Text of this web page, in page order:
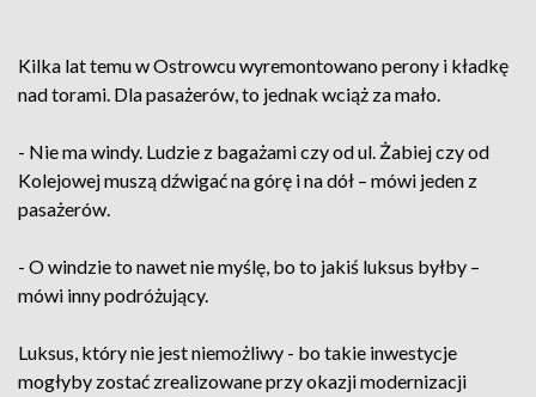
Kilka lat temu w Ostrowcu wyremontowano perony i kładkę
nad torami. Dla pasażerów, to jednak wciąż za mało.
- Nie ma windy. Ludzie z bagażami czy od ul. Żabiej czy od
Kolejowej muszą dźwigać na górę i na dół – mówi jeden z
pasażerów.
- O windzie to nawet nie myślę, bo to jakiś luksus byłby –
mówi inny podróżujący.
Luksus, który nie jest niemożliwy - bo takie inwestycje
mogłyby zostać zrealizowane przy okazji modernizacji